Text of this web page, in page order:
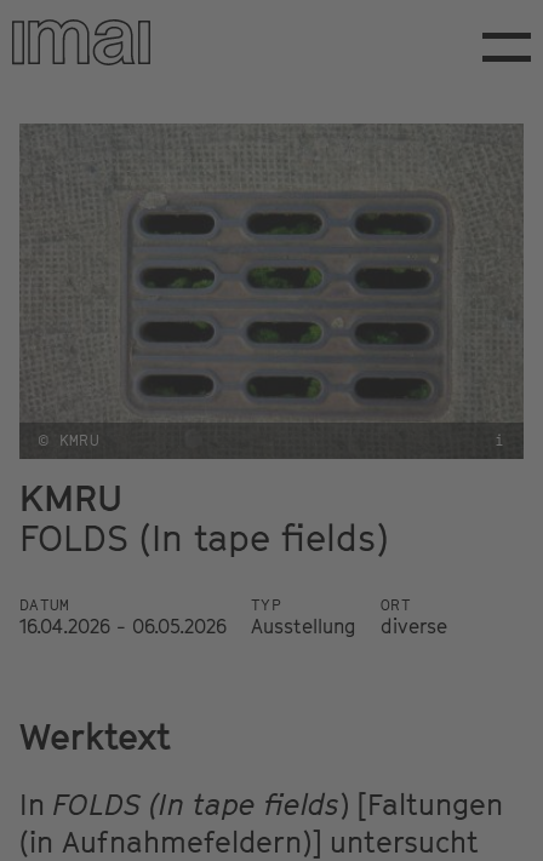
Direkt
zum
Inhalt
© KMRU i
KMRU
FOLDS (In tape fields)
DATUM
16.04.2026 - 06.05.2026
TYP
Ausstellung
ORT
diverse
Werktext
In FOLDS (In tape fields) [Faltungen
(in Aufnahmefeldern)] untersucht